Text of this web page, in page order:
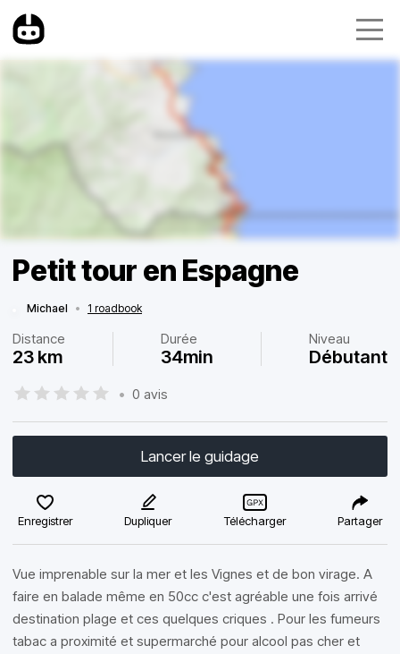
Petit tour en Espagne
Michael • 1 roadbook
Distance
23 km
Durée
34min
Niveau
Débutant
• 0 avis
Lancer le guidage
Enregistrer Dupliquer Télécharger Partager
Vue imprenable sur la mer et les Vignes et de bon virage. A
faire en balade même en 50cc c'est agréable une fois arrivé
destination plage et ces quelques criques . Pour les fumeurs
tabac a proximité et supermarché pour alcool pas cher et